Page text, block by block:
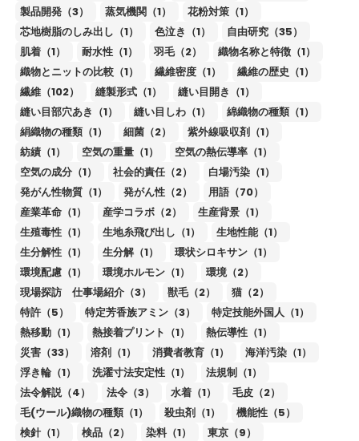
製品開発（3）
蒸気機関（1）
花粉対策（1）
芯地樹脂のしみ出し（1）
色泣き（1）
自由研究（35）
肌着（1）
耐水性（1） 羽毛（2）
織物名称と特徴（1）
織物とニットの比較（1）
繊維密度（1）
繊維の歴史（1）
繊維（102）
縫製形式（1）
縫い目開き（1）
縫い目部穴あき（1）
縫い目しわ（1）
綿織物の種類（1）
絹織物の種類（1）
細菌（2）
紫外線吸収剤（1）
紡績（1）
空気の重量（1）
空気の熱伝導率（1）
空気の成分（1）
社会的責任（2）
白場汚染（1）
発がん性物質（1）
発がん性（2）
用語（70）
産業革命（1）
産学コラボ（2）
生産背景（1）
生殖毒性（1）
生地糸飛び出し（1）
生地性能（1）
生分解性（1）
生分解（1）
環状シロキサン（1）
環境配慮（1）
環境ホルモン（1）
環境（2）
現場探訪 仕事場紹介（3）
獣毛（2）
猫（2）
特許（5）
特定芳香族アミン（3）
特定技能外国人（1）
熱移動（1）
熱接着プリント（1）
熱伝導性（1）
災害（33）
溶剤（1） 消費者教育（1）
海洋汚染（1）
浮き輪（1）
洗濯寸法安定性（1）
法規制（1）
法令解説（4）
法令（3） 水着（1）
毛皮（2）
毛(ウール)織物の種類（1）
殺虫剤（1）
機能性（5）
検針（1）
検品（2） 染料（1）
東京（9）